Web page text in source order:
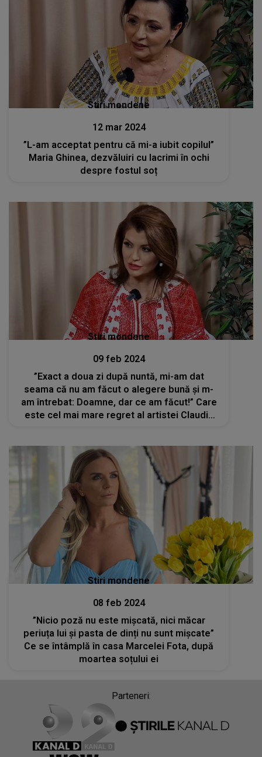
Stiri mondene
12 mar 2024
”L-am acceptat pentru că mi-a iubit copilul”
Maria Ghinea, dezvăluiri cu lacrimi în ochi
despre fostul soț
Stiri mondene
09 feb 2024
”Exact a doua zi după nuntă, mi-am dat
seama că nu am făcut o alegere bună și m-
am întrebat: Doamne, dar ce am făcut!” Care
este cel mai mare regret al artistei Claudia
Stiri mondene
08 feb 2024
”Nicio poză nu este mișcată, nici măcar
periuța lui și pasta de dinți nu sunt mișcate”
Ce se întâmplă în casa Marcelei Fota, după
moartea soțului ei
Parteneri: